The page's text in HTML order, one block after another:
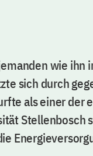
wie ihn
sich durch
als einer der
Stellenbosch